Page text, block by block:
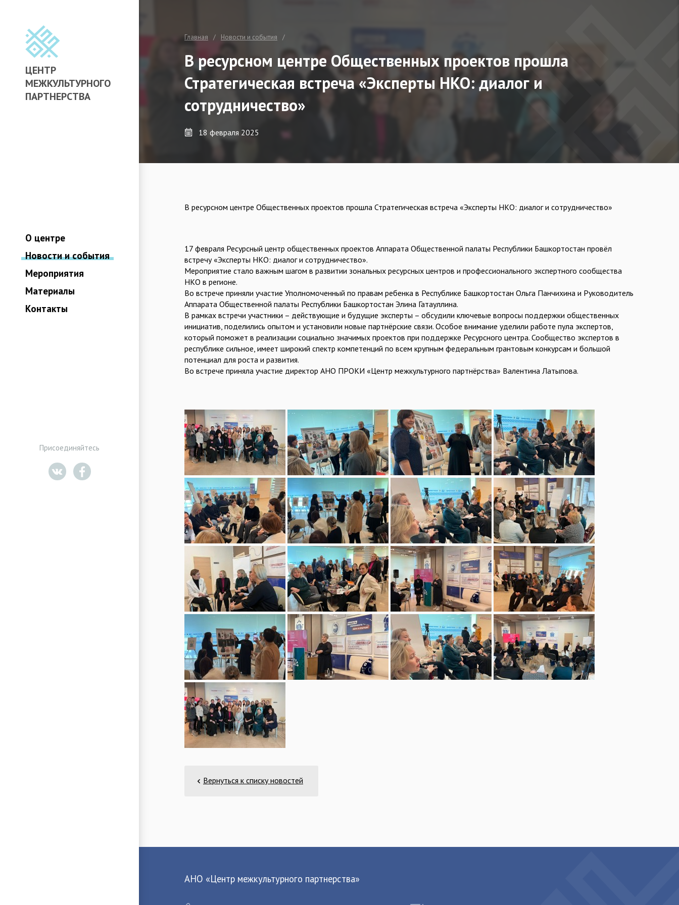
ЦЕНТР
МЕЖКУЛЬТУРНОГО
ПАРТНЕРСТВА
О центре
Новости и события
Мероприятия
Материалы
Контакты
Присоединяйтесь
Главная Новости и события
В ресурсном центре Общественных проектов прошла
Стратегическая встреча «Эксперты НКО: диалог и
сотрудничество»
18 февраля 2025
В ресурсном центре Общественных проектов прошла Стратегическая встреча «Эксперты НКО: диалог и сотрудничество»
17 февраля Ресурсный центр общественных проектов Аппарата Общественной палаты Республики Башкортостан провёл
встречу «Эксперты НКО: диалог и сотрудничество».
Мероприятие стало важным шагом в развитии зональных ресурсных центров и профессионального экспертного сообщества
НКО в регионе.
Во встрече приняли участие Уполномоченный по правам ребенка в Республике Башкортостан Ольга Панчихина и Руководитель
Аппарата Общественной палаты Республики Башкортостан Элина Гатауллина.
В рамках встречи участники – действующие и будущие эксперты – обсудили ключевые вопросы поддержки общественных
инициатив, поделились опытом и установили новые партнёрские связи. Особое внимание уделили работе пула экспертов,
который поможет в реализации социально значимых проектов при поддержке Ресурсного центра. Сообщество экспертов в
республике сильное, имеет широкий спектр компетенций по всем крупным федеральным грантовым конкурсам и большой
потенциал для роста и развития.
Во встрече приняла участие директор АНО ПРОКИ «Центр межкультурного партнёрства» Валентина Латыпова.
Вернуться к списку новостей
АНО «Центр межкультурного партнерства»